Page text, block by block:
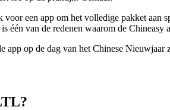
een app om het volledige pakket aan
één van de redenen waarom de
app op de dag van het Chinese